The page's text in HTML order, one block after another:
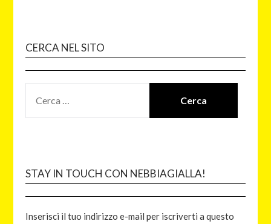
CERCA NEL SITO
STAY IN TOUCH CON NEBBIAGIALLA!
Inserisci il tuo indirizzo e-mail per iscriverti a questo